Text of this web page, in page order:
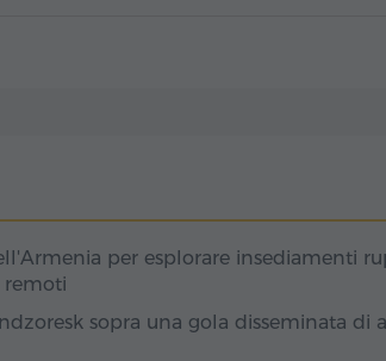
per esplorare insediamenti
remoti
sopra una gola disseminata di